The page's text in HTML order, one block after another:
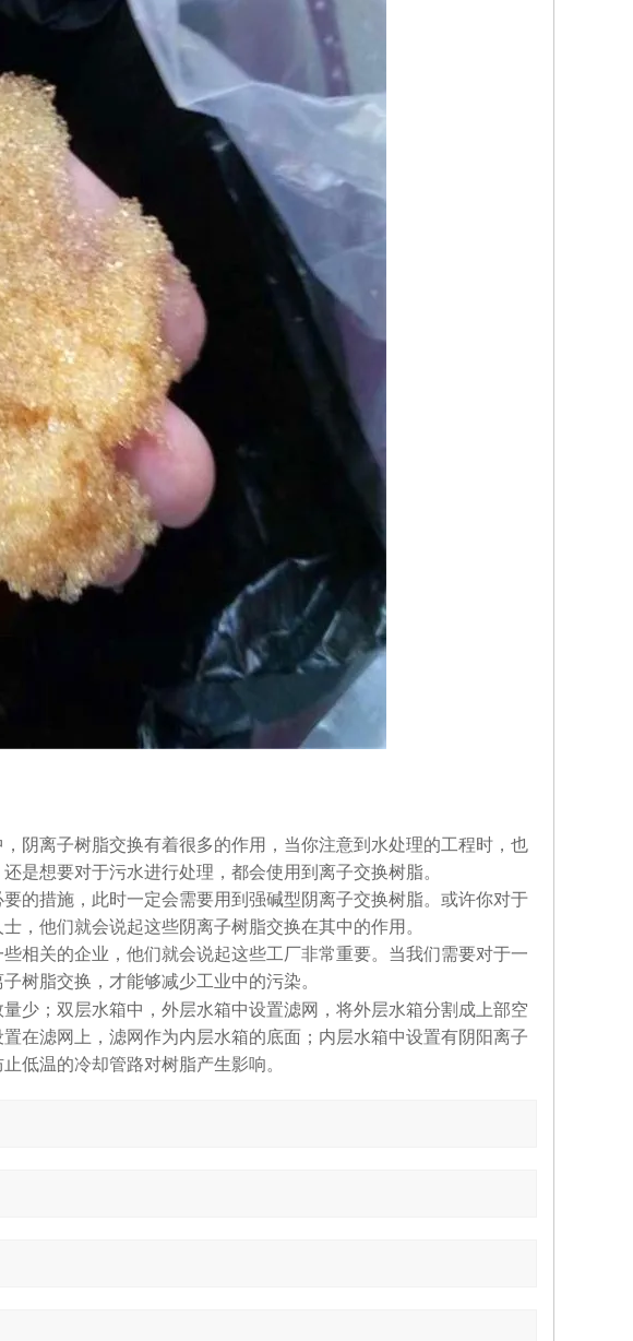
，阴离子树脂交换有着很多的作用，当你注意到水处理的工程时，也
是想要对于污水进行处理，都会使用到离子交换树脂。
的措施，此时一定会需要用到强碱型阴离子交换树脂。或许你对于
，他们就会说起这些阴离子树脂交换在其中的作用。
相关的企业，他们就会说起这些工厂非常重要。当我们需要对于一
树脂交换，才能够减少工业中的污染。
少；双层水箱中，外层水箱中设置滤网，将外层水箱分割成上部空
在滤网上，滤网作为内层水箱的底面；内层水箱中设置有阴阳离子
低温的冷却管路对树脂产生影响。